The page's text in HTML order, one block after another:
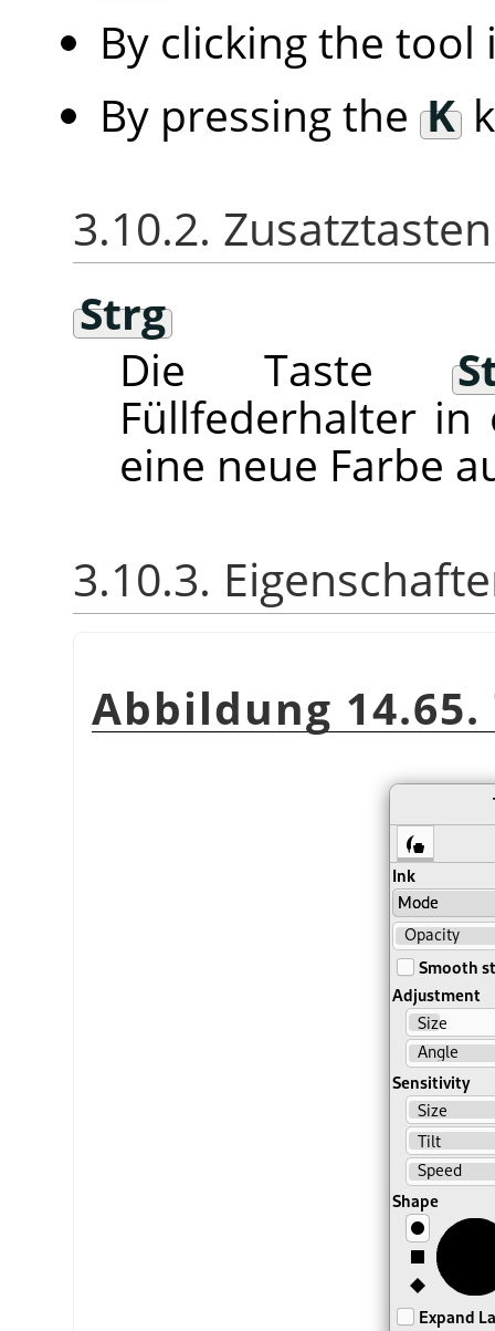
By clicking the
By pressing the K
3.10.2. Zusatztasten
Strg
Die Taste
Füllfederhalter
eine neue Farbe
3.10.3.
Abbildung